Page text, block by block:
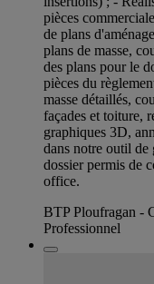
pièces
de plans
plans de masse,
des plans pour le
pièces du
masse détaillés,
façades et toiture,
graphiques 3D,
dans notre outil
dossier permis de
office.
BTP Ploufragan -
Professionnel